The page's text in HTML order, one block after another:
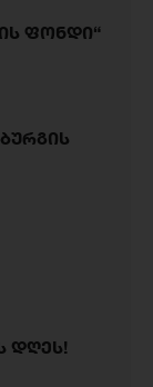
ფონდი“
დღეს!